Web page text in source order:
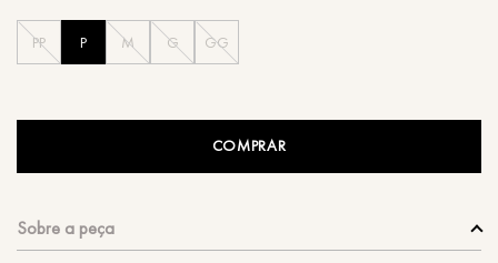
PP P M G GG
COMPRAR